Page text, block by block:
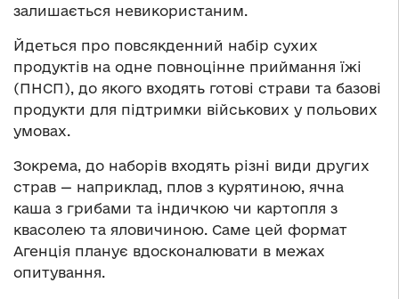
залишається невикористаним.
Йдеться про повсякденний набір сухих
продуктів на одне повноцінне приймання їжі
(ПНСП), до якого входять готові страви та базові
продукти для підтримки військових у польових
умовах.
Зокрема, до наборів входять різні види других
страв — наприклад, плов з курятиною, ячна
каша з грибами та індичкою чи картопля з
квасолею та яловичиною. Саме цей формат
Агенція планує вдосконалювати в межах
опитування.